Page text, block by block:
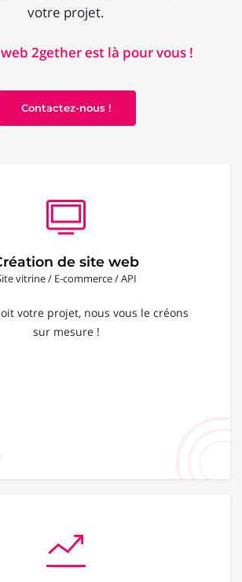
votre projet.
2gether est là pour vous !
Contactez-nous !
de site web
vitrine / E-commerce / API
votre projet, nous vous le créons
sur mesure !